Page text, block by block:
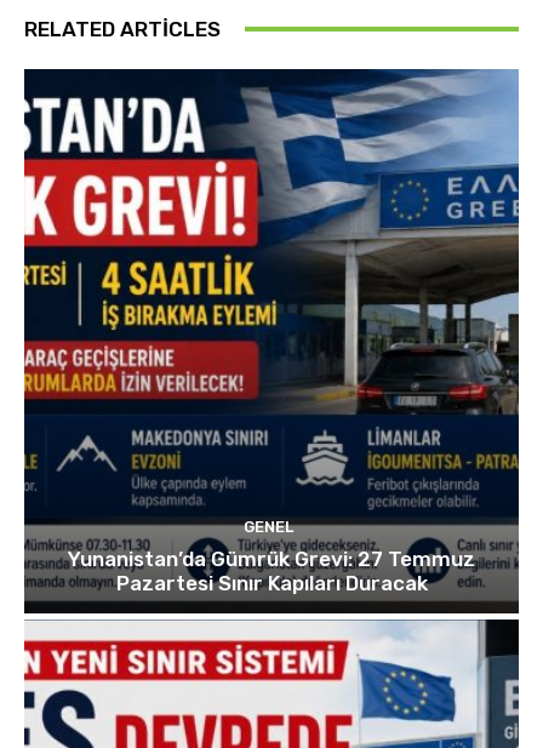
RELATED ARTICLES
GENEL
Yunanistan’da Gümrük Grevi: 27 Temmuz
Pazartesi Sınır Kapıları Duracak